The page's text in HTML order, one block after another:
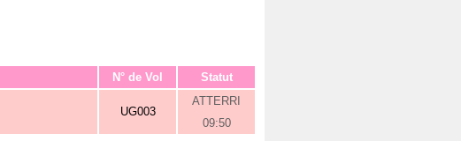
N° de Vol Statut
UG003
ATTERRI
09:50